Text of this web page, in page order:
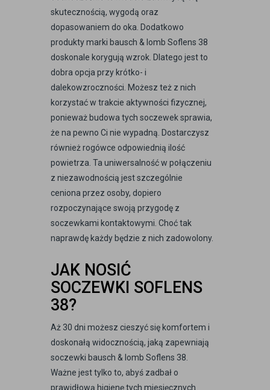
skutecznością, wygodą oraz
dopasowaniem do oka. Dodatkowo
produkty marki bausch & lomb Soflens 38
doskonale korygują wzrok. Dlatego jest to
dobra opcja przy krótko- i
dalekowzroczności. Możesz też z nich
korzystać w trakcie aktywności fizycznej,
ponieważ budowa tych soczewek sprawia,
że na pewno Ci nie wypadną. Dostarczysz
również rogówce odpowiednią ilość
powietrza. Ta uniwersalność w połączeniu
z niezawodnością jest szczególnie
ceniona przez osoby, dopiero
rozpoczynające swoją przygodę z
soczewkami kontaktowymi. Choć tak
naprawdę każdy będzie z nich zadowolony.
JAK NOSIĆ
SOCZEWKI SOFLENS
38?
Aż 30 dni możesz cieszyć się komfortem i
doskonałą widocznością, jaką zapewniają
soczewki bausch & lomb Soflens 38.
Ważne jest tylko to, abyś zadbał o
prawidłową higienę tych miesięcznych